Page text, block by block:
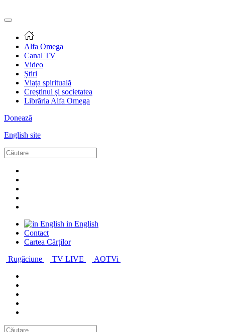
Alfa Omega
Canal TV
Video
Știri
Viața spirituală
Creștinul și societatea
Librăria Alfa Omega
Donează
English site
in English
Contact
Cartea Cărților
Rugăciune
TV LIVE AOTVi